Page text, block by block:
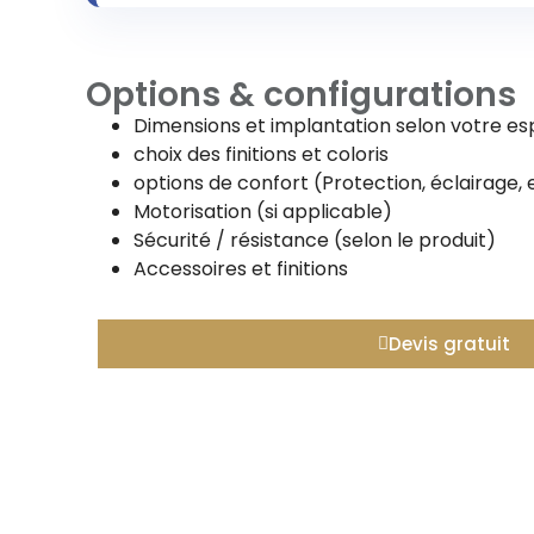
Options & configurations
Dimensions et implantation selon votre
choix des finitions et coloris
options de confort (Protection, éclairage,
Motorisation (si applicable)
Sécurité / résistance (selon le produit)
Accessoires et finitions
Devis gratuit